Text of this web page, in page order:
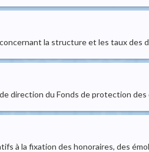
la structure et les taux des
direction du Fonds de protection
à la fixation des honoraires, des